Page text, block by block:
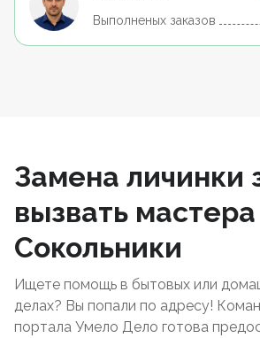
Выполненых заказов
Замена личинки
вызвать
Сокольники
Ищете помощь в бытовых или
делах? Вы попали по адресу!
портала Умело Дело готова